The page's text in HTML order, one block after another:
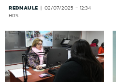
REDMAULE
02/07/2025 - 12:34
HRS